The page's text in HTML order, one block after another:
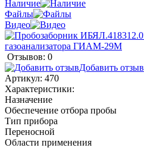
Наличие
Файлы
Видео
Отзывов: 0
Добавить отзыв
Артикул: 470
Характеристики:
Назначение
Обеспечение отбора пробы
Тип прибора
Переносной
Области применения